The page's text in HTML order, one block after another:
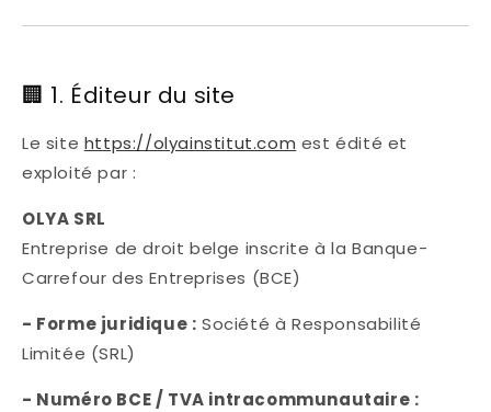
🏢 1. Éditeur du site
Le site https://olyainstitut.com est édité et
exploité par :
OLYA SRL
Entreprise de droit belge inscrite à la Banque-
Carrefour des Entreprises (BCE)
- Forme juridique : Société à Responsabilité
Limitée (SRL)
- Numéro BCE / TVA intracommunautaire :